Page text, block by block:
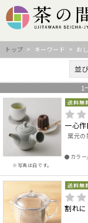
トップ > キーワード > おし
並
1
※写真は白です。
一心
窯元の
●カラー
割れ